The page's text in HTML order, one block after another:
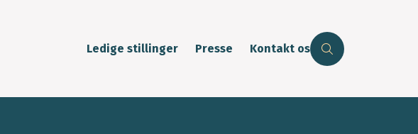
Ledige stillinger Presse Kontakt os